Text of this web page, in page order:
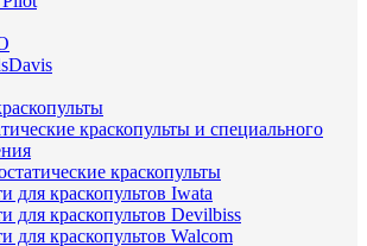
краскопульты и специального
краскопульты
для краскопультов Iwata
для краскопультов Devilbiss
для краскопультов Walcom